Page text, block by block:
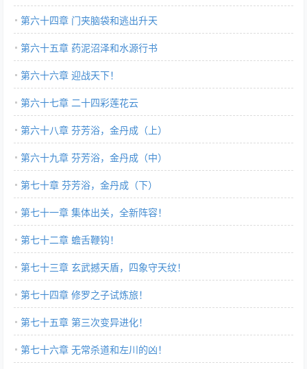
第六十四章 门夹脑袋和逃出升天
第六十五章 药泥沼泽和水源行书
第六十六章 迎战天下！
第六十七章 二十四彩莲花云
第六十八章 芬芳浴，金丹成（上）
第六十九章 芬芳浴，金丹成（中）
第七十章 芬芳浴，金丹成（下）
第七十一章 集体出关，全新阵容！
第七十二章 蟾舌鞭钩！
第七十三章 玄武撼天盾，四象守天纹！
第七十四章 修罗之子试炼旅！
第七十五章 第三次变异进化！
第七十六章 无常杀道和左川的凶！